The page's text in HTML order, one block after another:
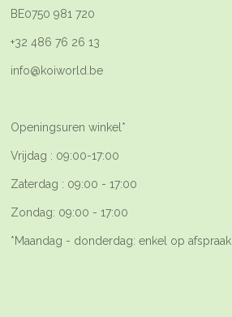
BE0750 981 720
+32 486 76 26 13
info@koiworld.be
Openingsuren winkel*
Vrijdag : 09:00-17:00
Zaterdag : 09:00 - 17:00
Zondag: 09:00 - 17:00
*Maandag - donderdag: enkel op afspraak